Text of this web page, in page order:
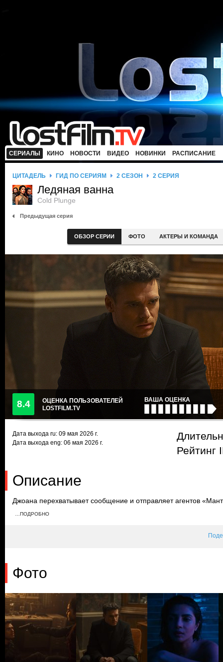
СЕРИАЛЫ КИНО НОВОСТИ ВИДЕО НОВИНКИ РАСПИСАНИЕ
ЦИТАДЕЛЬ ГИД ПО СЕРИЯМ 2 СЕЗОН 2 СЕРИЯ
Ледяная ванна
Cold Plunge
Предыдущая серия
ОБЗОР СЕРИИ ФОТО АКТЕРЫ И КОМАНДА
8.4
ОЦЕНКА ПОЛЬЗОВАТЕЛЕЙ
LOSTFILM.TV
ВАША ОЦЕНКА
Дата выхода ru: 09 мая 2026 г.
Дата выхода eng: 06 мая 2026 г.
Рейтинг
Описание
Джоана перехватывает сообщение и отправляет агентов
ужесточенной борьбе Эбби похищают, и Мейсон
…ПОДРОБНО
Фото